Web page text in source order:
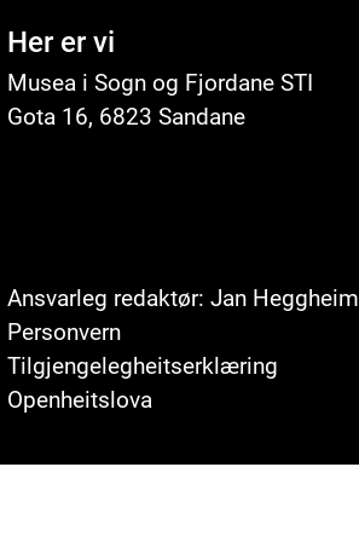
Her er vi
Musea i Sogn og Fjordane STI
Gota 16, 6823 Sandane
Ansvarleg redaktør: Jan Heggheim
Personvern
Tilgjengelegheitserklæring
Openheitslova